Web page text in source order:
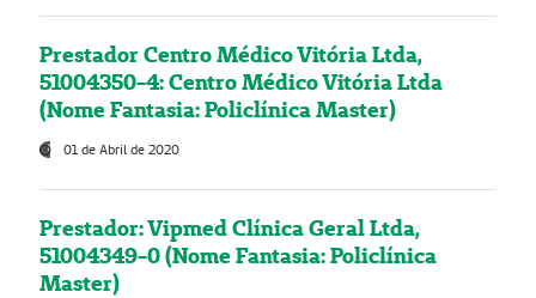
Prestador Centro Médico Vitória Ltda,
51004350-4: Centro Médico Vitória Ltda
(Nome Fantasia: Policlínica Master)
01 de Abril de 2020
Prestador: Vipmed Clínica Geral Ltda,
51004349-0 (Nome Fantasia: Policlínica
Master)